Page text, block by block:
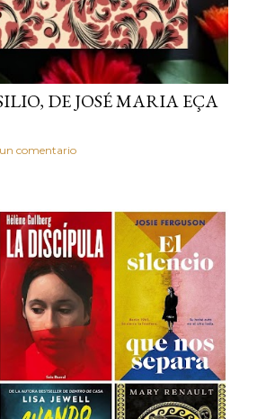
DE JOSÉ MARIA EÇA
comentario